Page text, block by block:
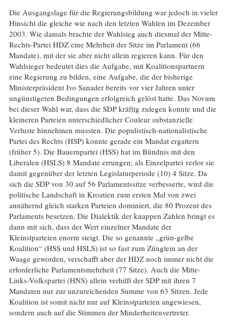
Die Ausgangslage für die Regierungsbildung war jedoch in vieler
Hinsicht die gleiche wie nach den letzten Wahlen im Dezember
2003. Wie damals brachte der Wahlsieg auch diesmal der Mitte-
Rechts-Partei HDZ eine Mehrheit der Sitze im Parlament (66
Mandate), mit der sie aber nicht allein regieren kann. Für den
Wahlsieger bedeutet dies die Aufgabe, mit Koalitionspartnern
eine Regierung zu bilden, eine Aufgabe, die der bisherige
Ministerpräsident Ivo Sanader bereits vor vier Jahren unter
ungünstigeren Bedingungen erfolgreich gelöst hatte. Das Novum
bei dieser Wahl war, dass die SDP kräftig zulegen konnte und die
kleineren Parteien unterschiedlicher Couleur substanzielle
Verluste hinnehmen mussten. Die populistisch-nationalistische
Partei des Rechts (HSP) konnte gerade ein Mandat ergattern
(früher 5). Die Bauernpartei (HSS) hat im Bündnis mit den
Liberalen (HSLS) 8 Mandate errungen; als Einzelpartei verlor sie
damit gegenüber der letzten Legislaturperiode (10) 4 Sitze. Da
sich die SDP von 30 auf 56 Parlamentssitze verbesserte, wird die
politische Landschaft in Kroatien zum ersten Mal von zwei
annähernd gleich starken Parteien dominiert, die 80 Prozent des
Parlaments besetzen. Die Dialektik der knappen Zahlen bringt es
dann mit sich, dass der Wert einzelner Mandate der
Kleinstparteien enorm steigt. Die so genannte „grün-gelbe
Koalition“ (HSS und HSLS) ist so fast zum Zünglein an der
Waage geworden, verschafft aber der HDZ noch immer nicht die
erforderliche Parlamentsmehrheit (77 Sitze). Auch die Mitte-
Links-Volkspartei (HNS) allein verhilft der SDP mit ihren 7
Mandaten nur zur unzureichenden Summe von 63 Sitzen. Jede
Koalition ist somit nicht nur auf Kleinstparteien angewiesen,
sondern auch auf die Stimmen der Minderheitenvertreter.